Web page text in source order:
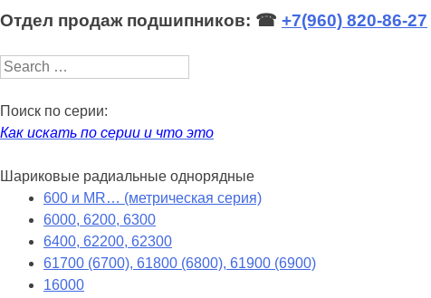
Отдел продаж подшипников: ☎ +7(960) 820-86-27
Search
Поиск по серии:
Как искать по серии и что это
Шариковые радиальные однорядные
600 и MR… (метрическая серия)
6000, 6200, 6300
6400, 62200, 62300
61700 (6700), 61800 (6800), 61900 (6900)
16000